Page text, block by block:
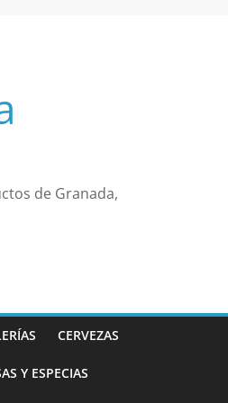
de Granada,
CERVEZAS
Y ESPECIAS